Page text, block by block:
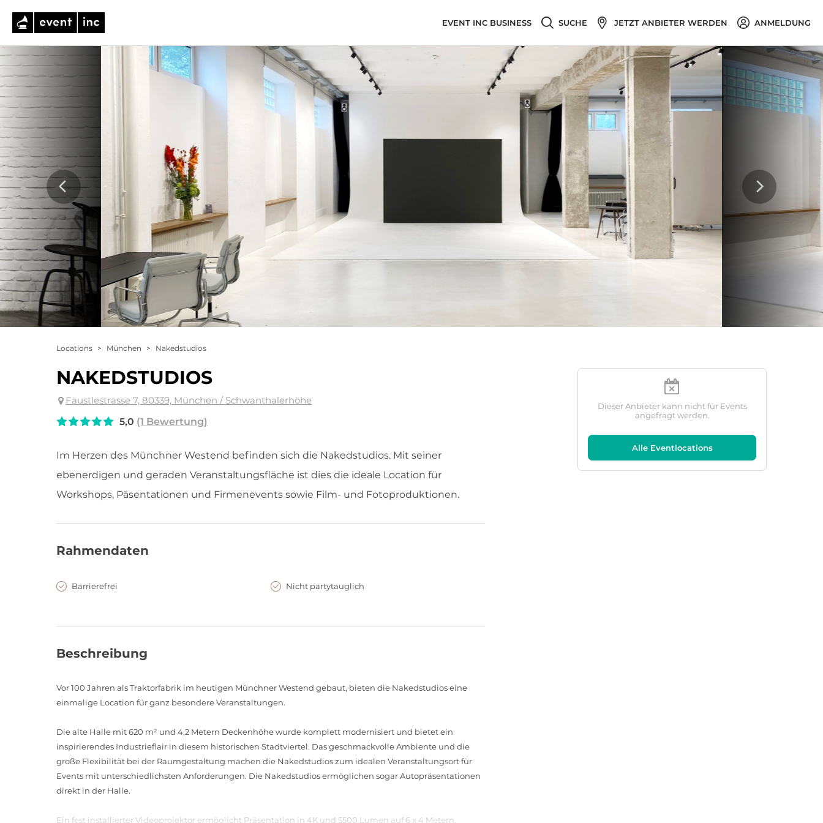
EVENT INC BUSINESS SUCHE JETZT ANBIETER WERDEN ANMELDUNG
Locations > München > Nakedstudios
NAKEDSTUDIOS
Fäustlestrasse 7, 80339, München / Schwanthalerhöhe
5,0 (1 Bewertung)
Im Herzen des Münchner Westend befinden sich die Nakedstudios. Mit seiner
ebenerdigen und geraden Veranstaltungsfläche ist dies die ideale Location für
Workshops, Päsentationen und Firmenevents sowie Film- und Fotoproduktionen.
Rahmendaten
Barrierefrei Nicht partytauglich
Beschreibung
Vor 100 Jahren als Traktorfabrik im heutigen Münchner Westend gebaut, bieten die Nakedstudios eine
einmalige Location für ganz besondere Veranstaltungen.
Die alte Halle mit 620 m² und 4,2 Metern Deckenhöhe wurde komplett modernisiert und bietet ein
inspirierendes Industrieflair in diesem historischen Stadtviertel. Das geschmackvolle Ambiente und die
große Flexibilität bei der Raumgestaltung machen die Nakedstudios zum idealen Veranstaltungsort für
Events mit unterschiedlichsten Anforderungen. Die Nakedstudios ermöglichen sogar Autopräsentationen
direkt in der Halle.
Ein fest installierter Videoprojektor ermöglicht Präsentation in 4K und 5500 Lumen auf 6 x 4 Metern.
Dieser Anbieter kann nicht für Events
angefragt werden.
Alle Eventlocations